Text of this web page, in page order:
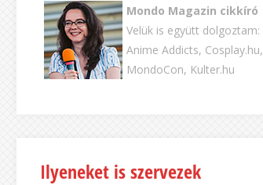
Mondo Magazin cikkíró
Velük is együtt dolgoztam:
Anime Addicts, Cosplay.hu,
MondoCon, Kulter.hu
Ilyeneket is szervezek